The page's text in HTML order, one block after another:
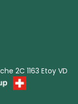
2C 1163 Etoy VD